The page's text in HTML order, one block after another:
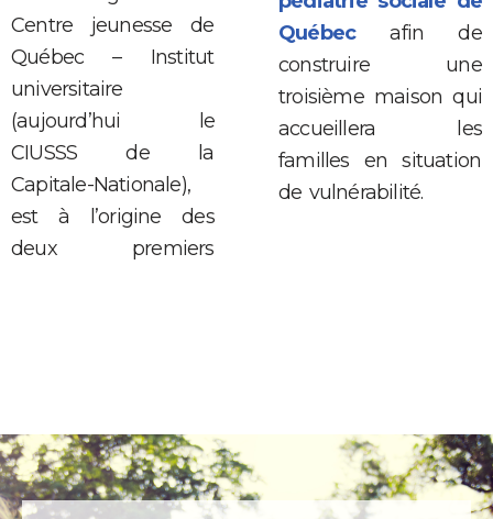
Centre jeunesse de
Québec – Institut
universitaire
(aujourd’hui le
CIUSSS de la
Capitale-Nationale),
est à l’origine des
deux premiers
Québec
afin de
construire une
troisième maison qui
accueillera les
familles en situation
de vulnérabilité.